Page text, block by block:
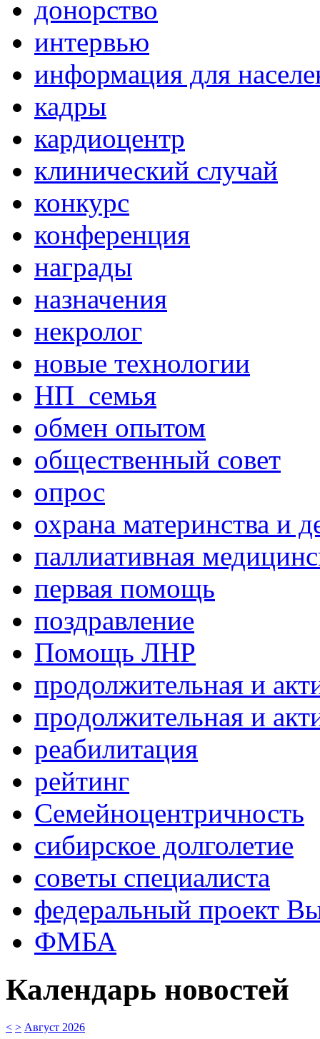
донорство
интервью
информация для
кадры
кардиоцентр
клинический случай
конкурс
конференция
награды
назначения
некролог
новые технологии
НП_семья
обмен опытом
общественный совет
опрос
охрана материнства и
паллиативная
первая помощь
поздравление
Помощь ЛНР
продолжительная и
продолжительная и
реабилитация
рейтинг
Семейноцентричность
сибирское долголетие
советы специалиста
федеральный проект
ФМБА
Календарь новостей
< > Август 2026